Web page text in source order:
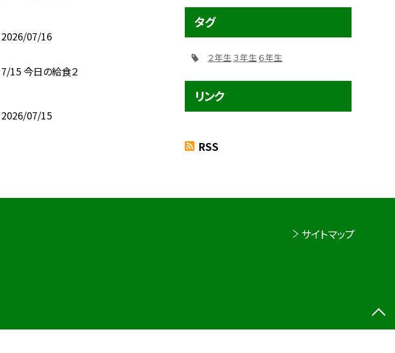
2026/07/16
7/15 今日の給食２
2026/07/15
タグ
２年生 ３年生 ６年生
リンク
RSS
サイトマップ